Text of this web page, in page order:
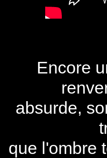
Encore
absurde,
que l'ombre